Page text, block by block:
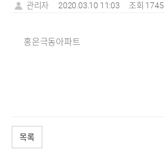
관리자 2020.03.10 11:03 조회 1745
홍은극동아파트
목록